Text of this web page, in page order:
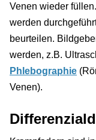
Venen wieder
werden
beurteilen.
werden, z.B.
Phlebographie
Venen).